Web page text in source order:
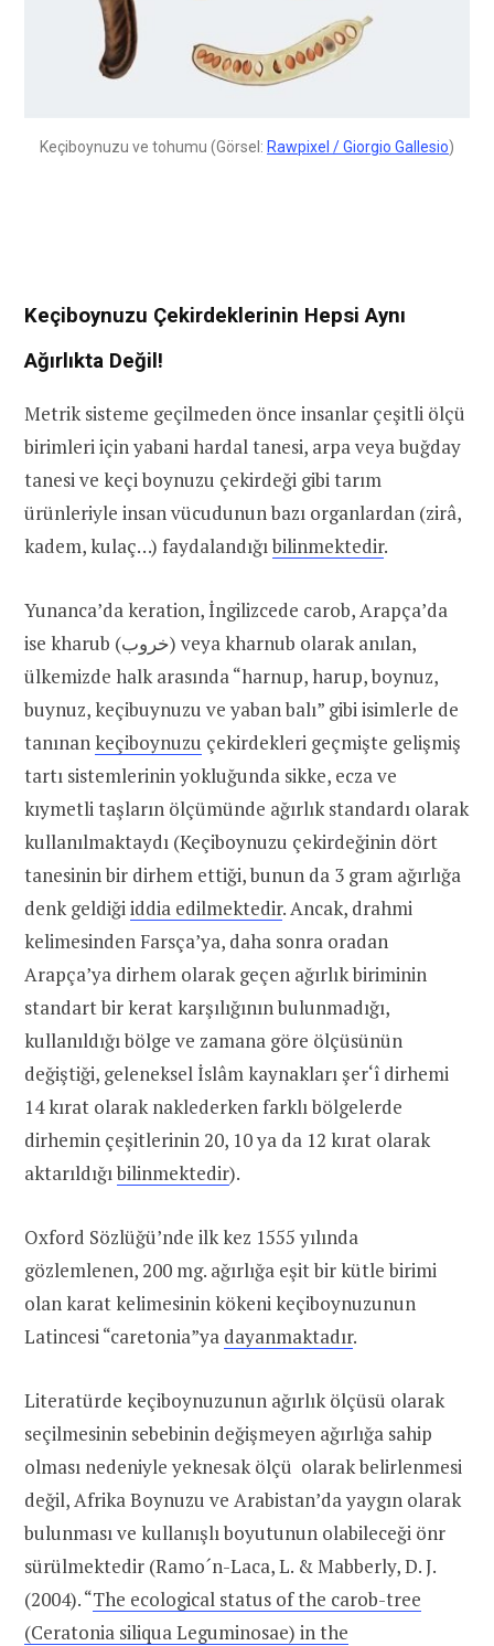
Keçiboynuzu ve tohumu (Görsel: Rawpixel / Giorgio Gallesio)
Keçiboynuzu Çekirdeklerinin Hepsi Aynı
Ağırlıkta Değil!
Metrik sisteme geçilmeden önce insanlar çeşitli ölçü
birimleri için yabani hardal tanesi, arpa veya buğday
tanesi ve keçi boynuzu çekirdeği gibi tarım
ürünleriyle insan vücudunun bazı organlardan (zirâ,
kadem, kulaç…) faydalandığıbilinmektedir.
Yunanca’da keration, İngilizcede carob, Arapça’da
ise kharub (خروب) veya kharnub olarak anılan,
ülkemizde halk arasında “harnup, harup, boynuz,
buynuz, keçibuynuzu ve yaban balı” gibi isimlerle de
tanınankeçiboynuzu çekirdekleri geçmişte gelişmiş
tartı sistemlerinin yokluğunda sikke, ecza ve
kıymetli taşların ölçümünde ağırlık standardı olarak
kullanılmaktaydı (Keçiboynuzu çekirdeğinin dört
tanesinin bir dirhem ettiği, bunun da 3 gram ağırlığa
denk geldiğiiddia edilmektedir. Ancak, drahmi
kelimesinden Farsça’ya, daha sonra oradan
Arapça’ya dirhem olarak geçen ağırlık biriminin
standart bir kerat karşılığının bulunmadığı,
kullanıldığı bölge ve zamana göre ölçüsünün
değiştiği, geleneksel İslâm kaynakları şer‘î dirhemi
14 kırat olarak naklederken farklı bölgelerde
dirhemin çeşitlerinin 20, 10 ya da 12 kırat olarak
aktarıldığıbilinmektedir).
Oxford Sözlüğü’nde ilk kez 1555 yılında
gözlemlenen, 200 mg. ağırlığa eşit bir kütle birimi
olan karat kelimesinin kökeni keçiboynuzunun
Latincesi “caretonia”ya dayanmaktadır.
Literatürde keçiboynuzunun ağırlık ölçüsü olarak
seçilmesinin sebebinin değişmeyen ağırlığa sahip
olması nedeniyle yeknesak ölçü olarak belirlenmesi
değil, Afrika Boynuzu ve Arabistan’da yaygın olarak
bulunması ve kullanışlı boyutunun olabileceği önr
sürülmektedir (Ramo´n-Laca, L. & Mabberly, D. J.
(2004). “The ecological status of the carob-tree
(Ceratonia siliqua Leguminosae) in the